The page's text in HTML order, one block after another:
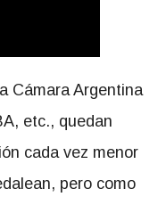
Cámara Argentina
etc., quedan
cada vez menor
pero como